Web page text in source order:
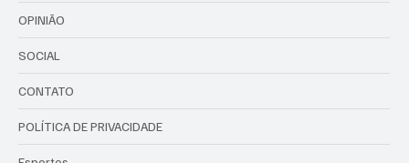
OPINIÃO
SOCIAL
CONTATO
POLÍTICA DE PRIVACIDADE